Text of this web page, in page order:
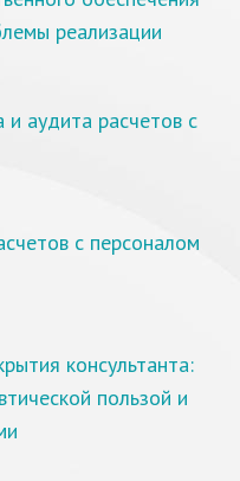
реализации
и аудита расчетов с
с персоналом
консультанта:
пользой и